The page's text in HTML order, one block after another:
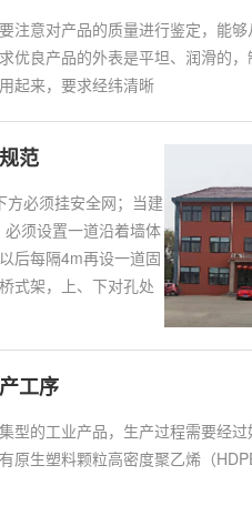
注意对产品的质量进行鉴定，能
优良产品的外表是平坦、润滑的
起来，要求经纬清晰
范
方必须挂安全网；当建
须设置一道沿着墙体
后每隔4m再设一道固
式架，上、下对孔处
工序
型的工业产品，生产过程需要经
原生塑料颗粒高密度聚乙烯（